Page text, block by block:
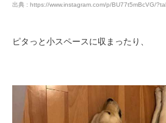
出典 : https://www.instagram.com/p/BU77t5mBcVG/
ピタっと小スペースに収まったり、